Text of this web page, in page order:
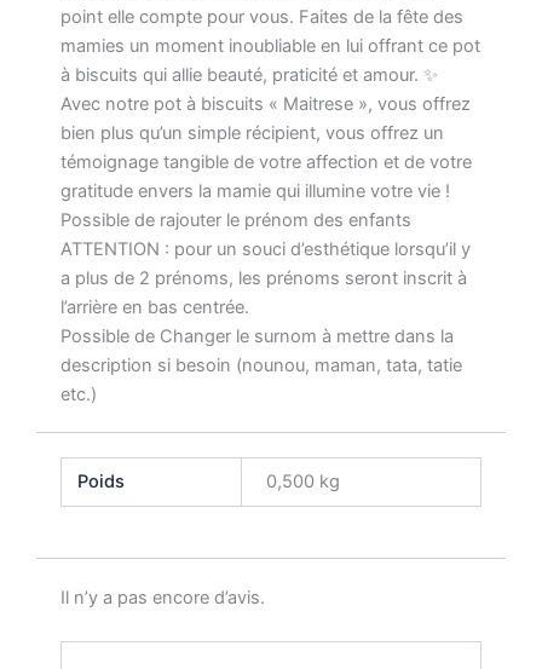
point elle compte pour vous. Faites de la fête des
mamies un moment inoubliable en lui offrant ce pot
à biscuits qui allie beauté, praticité et amour. ✨
Avec notre pot à biscuits « Maitrese », vous offrez
bien plus qu’un simple récipient, vous offrez un
témoignage tangible de votre affection et de votre
gratitude envers la mamie qui illumine votre vie !
Possible de rajouter le prénom des enfants
ATTENTION : pour un souci d’esthétique lorsqu’il y
a plus de 2 prénoms, les prénoms seront inscrit à
l’arrière en bas centrée.
Possible de Changer le surnom à mettre dans la
description si besoin (nounou, maman, tata, tatie
etc.)
Poids 0,500 kg
Il n’y a pas encore d’avis.